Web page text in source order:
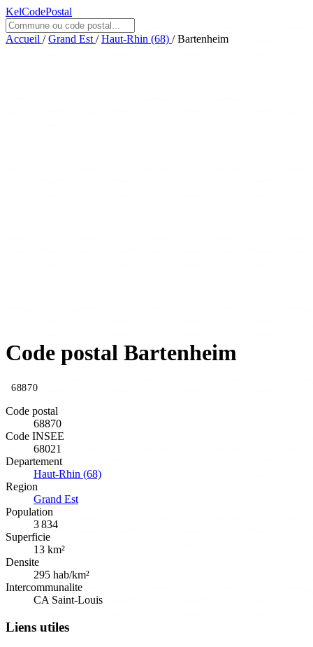
KelCodePostal
Accueil / Grand Est / Haut-Rhin (68) / Bartenheim
Code postal Bartenheim
68870
Code postal
68870
Code INSEE
68021
Departement
Haut-Rhin (68)
Region
Grand Est
Population
3 834
Superficie
13 km²
Densite
295 hab/km²
Intercommunalite
CA Saint-Louis
Liens utiles